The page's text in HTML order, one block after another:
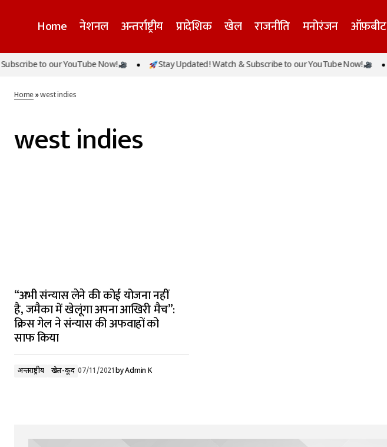
Home नेशनल अन्तर्राष्ट्रीय प्रादेशिक खेल राजनीति मनोरंजन ऑफ़बीट
to our YouTube Now! Stay Updated! Watch & Subscribe to our YouTube Now!
Home»west indies
west indies
“अभी संन्यास लेने की कोई योजना नहीं
है, जमैका में खेलूंगा अपना आखिरी मैच”:
क्रिस गेल ने संन्यास की अफवाहों को
साफ किया
अन्तर्राष्ट्रीय खेल-कूद 07/11/2021byAdmin K